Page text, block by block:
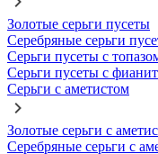
Золотые серьги пусеты
Серебряные серьги
Серьги пусеты с
Серьги пусеты с
Серьги с аметистом
Золотые серьги с
Серебряные серьги с